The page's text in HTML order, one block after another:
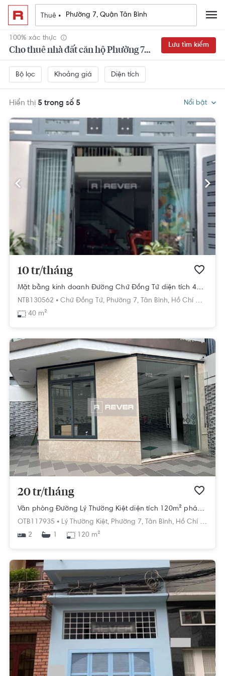
Thuê •
100% xác thực
Cho thuê nhà đất căn hộ Phường 7, Quận Tân Bình
Lưu tìm kiếm
Bộ lọc Khoảng giá Diện tích
Hiển thị 5 trong số 5 Nổi bật
10 tr/tháng
Mặt bằng kinh doanh Đường Chử Đồng Tử diện tích 40m².
NTB130562 • Chử Đồng Tử, Phường 7, Tân Bình, Hồ Chí Minh
40 m²
20 tr/tháng
Văn phòng Đường Lý Thường Kiệt diện tích 120m² pháp lý sổ hồng
OTB117935 • Lý Thường Kiệt, Phường 7, Tân Bình, Hồ Chí Minh
2
1 120 m²